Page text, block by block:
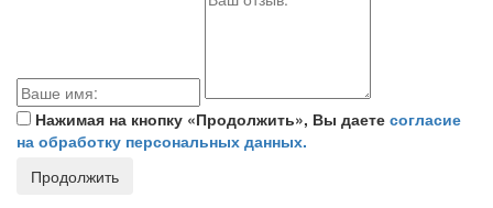
Нажимая на кнопку «Продолжить», Вы даете согласие
на обработку персональных данных.
Продолжить